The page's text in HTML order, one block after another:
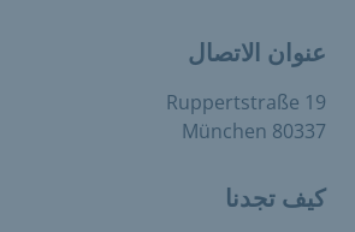
عنوان الاتصال
Ruppertstraße 19
80337 München
كيف تجدنا